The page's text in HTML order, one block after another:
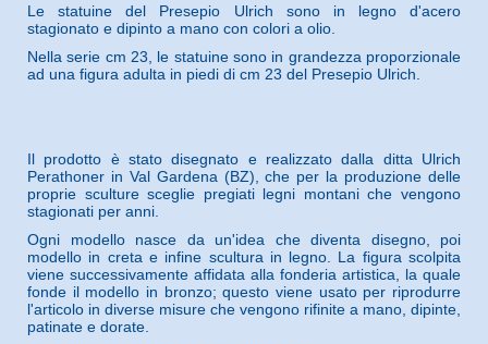
Le statuine del Presepio Ulrich sono in legno d'acero
stagionato e dipinto a mano con colori a olio.
Nella serie cm 23, le statuine sono in grandezza proporzionale
ad una figura adulta in piedi di cm 23 del Presepio Ulrich.
Il prodotto è stato disegnato e realizzato dalla ditta Ulrich
Perathoner in Val Gardena (BZ), che per la produzione delle
proprie sculture sceglie pregiati legni montani che vengono
stagionati per anni.
Ogni modello nasce da un'idea che diventa disegno, poi
modello in creta e infine scultura in legno. La figura scolpita
viene successivamente affidata alla fonderia artistica, la quale
fonde il modello in bronzo; questo viene usato per riprodurre
l'articolo in diverse misure che vengono rifinite a mano, dipinte,
patinate e dorate.